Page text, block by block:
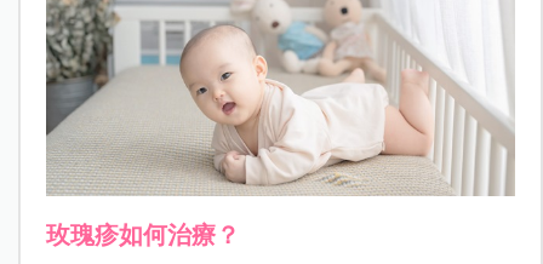
玫瑰疹如何治療？